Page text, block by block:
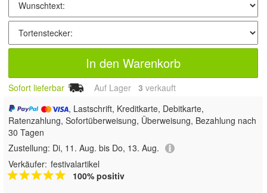
In den Warenkorb
Sofort lieferbar Auf Lager 3 verkauft
, Lastschrift, Kreditkarte, Debitkarte,
Ratenzahlung, Sofortüberweisung, Überweisung, Bezahlung nach
30 Tagen
Zustellung: Di, 11. Aug. bis Do, 13. Aug.
Verkäufer: festivalartikel
100% positiv